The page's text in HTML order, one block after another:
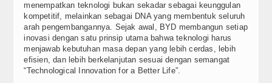
menempatkan teknologi bukan sekadar sebagai keunggulan
kompetitif, melainkan sebagai DNA yang membentuk seluruh
arah pengembangannya. Sejak awal, BYD membangun setiap
inovasi dengan satu prinsip utama bahwa teknologi harus
menjawab kebutuhan masa depan yang lebih cerdas, lebih
efisien, dan lebih berkelanjutan sesuai dengan semangat
“Technological Innovation for a Better Life”.